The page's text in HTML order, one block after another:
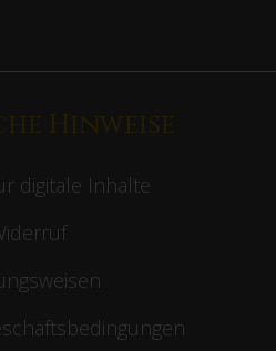
Hinweise
digitale Inhalte